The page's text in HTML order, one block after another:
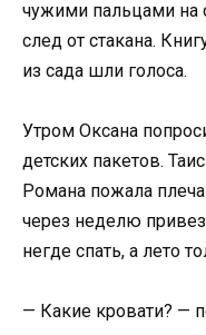
чужими пальцами на
след от стакана.
из сада шли голоса.
Утром Оксана
детских пакетов.
Романа пожала
через неделю
негде спать, а лето
— Какие кровати? —